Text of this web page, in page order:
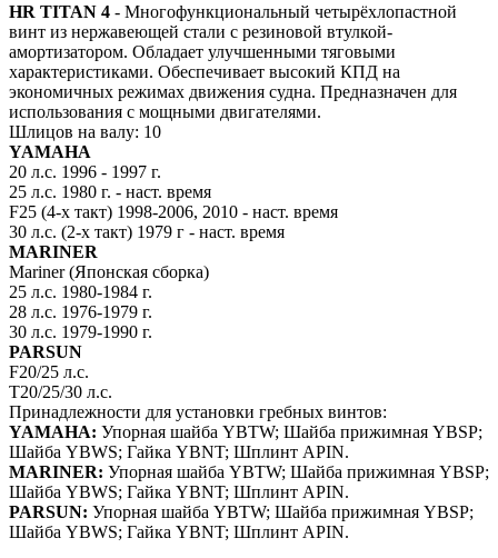
HR TITAN 4 - Многофункциональный четырёхлопастной
винт из нержавеющей стали с резиновой втулкой-
амортизатором. Обладает улучшенными тяговыми
характеристиками. Обеспечивает высокий КПД на
экономичных режимах движения судна. Предназначен для
использования с мощными двигателями.
Шлицов на валу: 10
YAMAHA
20 л.с. 1996 - 1997 г.
25 л.с. 1980 г. - наст. время
F25 (4-х такт) 1998-2006, 2010 - наст. время
30 л.с. (2-х такт) 1979 г - наст. время
MARINER
Mariner (Японская сборка)
25 л.с. 1980-1984 г.
28 л.с. 1976-1979 г.
30 л.с. 1979-1990 г.
PARSUN
F20/25 л.с.
T20/25/30 л.с.
Принадлежности для установки гребных винтов:
YAMAHA: Упорная шайба YBTW; Шайба прижимная YBSP;
Шайба YBWS; Гайка YBNT; Шплинт APIN.
MARINER: Упорная шайба YBTW; Шайба прижимная YBSP;
Шайба YBWS; Гайка YBNT; Шплинт APIN.
PARSUN: Упорная шайба YBTW; Шайба прижимная YBSP;
Шайба YBWS; Гайка YBNT; Шплинт APIN.